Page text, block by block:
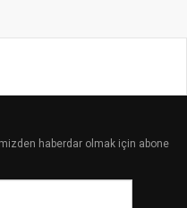
haberdar olmak için abone